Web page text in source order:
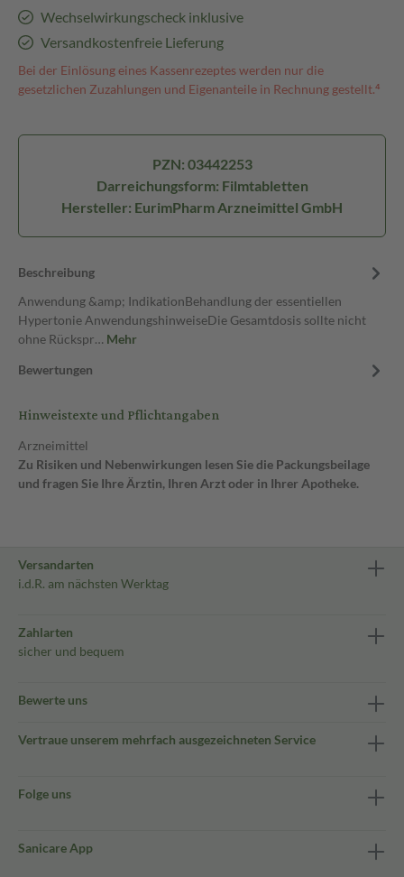
Wechselwirkungscheck inklusive
Versandkostenfreie Lieferung
Bei der Einlösung eines Kassenrezeptes werden nur die
gesetzlichen Zuzahlungen und Eigenanteile in Rechnung gestellt.⁴
PZN: 03442253
Darreichungsform: Filmtabletten
Hersteller: EurimPharm Arzneimittel GmbH
Beschreibung
Anwendung &amp; IndikationBehandlung der essentiellen
Hypertonie AnwendungshinweiseDie Gesamtdosis sollte nicht
ohne Rückspr… Mehr
Bewertungen
Hinweistexte und Pflichtangaben
Arzneimittel
Zu Risiken und Nebenwirkungen lesen Sie die Packungsbeilage
und fragen Sie Ihre Ärztin, Ihren Arzt oder in Ihrer Apotheke.
Versandarten
i.d.R. am nächsten Werktag
Zahlarten
sicher und bequem
Bewerte uns
Vertraue unserem mehrfach ausgezeichneten Service
Folge uns
Sanicare App